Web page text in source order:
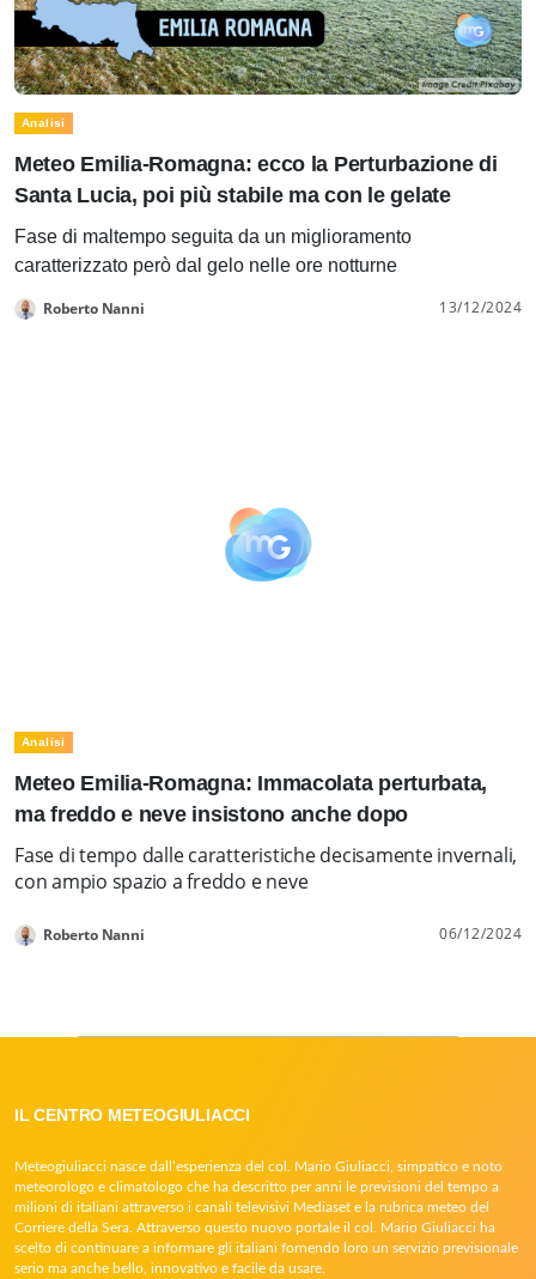
Analisi
Meteo Emilia-Romagna: ecco la Perturbazione di
Santa Lucia, poi più stabile ma con le gelate
Fase di maltempo seguita da un miglioramento
caratterizzato però dal gelo nelle ore notturne
Roberto Nanni 13/12/2024
Analisi
Meteo Emilia-Romagna: Immacolata perturbata,
ma freddo e neve insistono anche dopo
Fase di tempo dalle caratteristiche decisamente invernali,
con ampio spazio a freddo e neve
Roberto Nanni 06/12/2024
IL CENTRO METEOGIULIACCI
Meteogiuliacci nasce dall’esperienza del col. Mario Giuliacci, simpatico e noto
meteorologo e climatologo che ha descritto per anni le previsioni del tempo a
milioni di italiani attraverso i canali televisivi Mediaset e la rubrica meteo del
Corriere della Sera. Attraverso questo nuovo portale il col. Mario Giuliacci ha
scelto di continuare a informare gli italiani fornendo loro un servizio previsionale
serio ma anche bello, innovativo e facile da usare.